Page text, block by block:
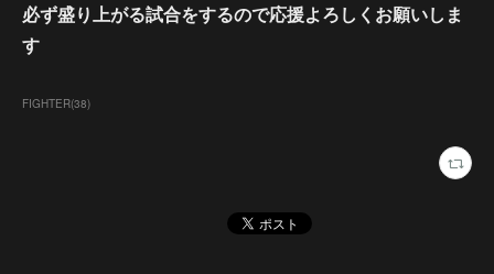
必ず盛り上がる試合をするので応援よろしくお願いしま
す
FIGHTER(38)